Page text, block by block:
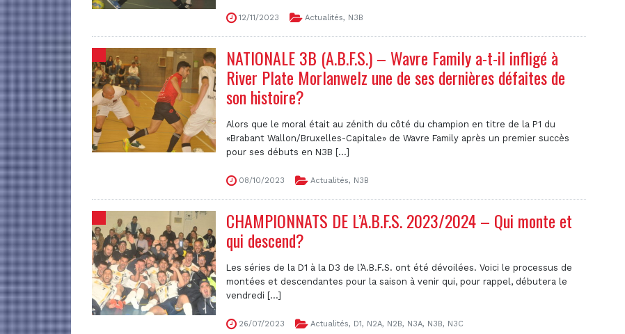
12/11/2023 Actualités, N3B
NATIONALE 3B (A.B.F.S.) – Wavre Family a-t-il infligé à
River Plate Morlanwelz une de ses dernières défaites de
son histoire?
Alors que le moral était au zénith du côté du champion en titre de la P1 du
«Brabant Wallon/Bruxelles-Capitale» de Wavre Family après un premier succès
pour ses débuts en N3B [...]
08/10/2023 Actualités, N3B
CHAMPIONNATS DE L’A.B.F.S. 2023/2024 – Qui monte et
qui descend?
Les séries de la D1 à la D3 de l’A.B.F.S. ont été dévoilées. Voici le processus de
montées et descendantes pour la saison à venir qui, pour rappel, débutera le
vendredi [...]
26/07/2023 Actualités, D1, N2A, N2B, N3A, N3B, N3C